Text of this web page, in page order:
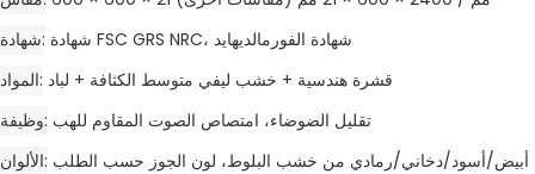
شهادة
شهادة FSC GRS NRC، شهادة الفورمالديهايد
المواد قشرة هندسية + خشب ليفي متوسط ​​الكثافة + لباد
وظيفة تقليل الضوضاء، امتصاص الصوت المقاوم للهب
الألوان أبيض/أسود/دخاني/رمادي من خشب البلوط، لون الجوز حسب الطلب